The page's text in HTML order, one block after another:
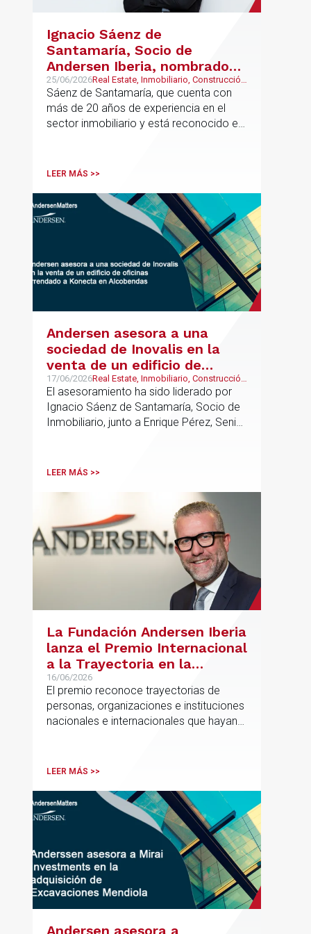
Ignacio Sáenz de
Santamaría, Socio de
Andersen Iberia, nombrado
director europeo de
Inmobiliario de Andersen
25/06/2026Real Estate, Inmobiliario, Construcción
y Urbanismo
Sáenz de Santamaría, que cuenta con
más de 20 años de experiencia en el
sector inmobiliario y está reconocido en
codirigirá el EU Real Estate Industry
UK.
LEER MÁS >>
Andersen asesora a una
sociedad de Inovalis en la
venta de un edificio de
oficinas arrendado a Konecta
en Alcobendas
17/06/2026Real Estate, Inmobiliario, Construcción
y Urbanismo
El asesoramiento ha sido liderado por
Ignacio Sáenz de Santamaría, Socio de
Inmobiliario, junto a Enrique Pérez, Senior
LEER MÁS >>
La Fundación Andersen Iberia
lanza el Premio Internacional
a la Trayectoria en la
Promoción de la Educación
16/06/2026
El premio reconoce trayectorias de
personas, organizaciones e instituciones
nacionales e internacionales que hayan
innovación o la equidad educativa
LEER MÁS >>